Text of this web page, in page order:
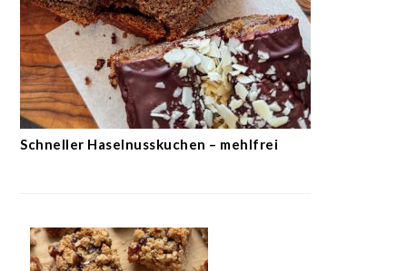
Schneller Haselnusskuchen – mehlfrei